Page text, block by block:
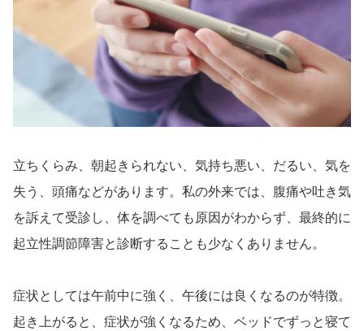
立ちくらみ、朝起きられない、気持ち悪い、だるい、気を
失う、頭痛などがあります。私の外来では、腹痛や吐き気
を訴えて受診し、体を調べても原因がわからず、最終的に
起立性調節障害と診断することも少なくありません。
症状としては午前中に強く、午後には良くなるのが特徴。
起き上がると、症状が強くなるため、ベッドでずっと寝て